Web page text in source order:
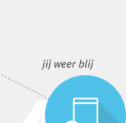
jij weer blij